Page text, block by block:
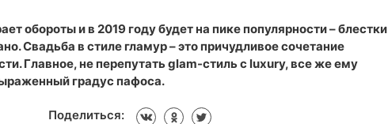
обороты и в 2019 году будет на пике популярности – блестки
Свадьба в стиле гламур – это причудливое сочетание
Главное, не перепутать glam-стиль с luxury, все же ему
градус пафоса.
Поделиться: